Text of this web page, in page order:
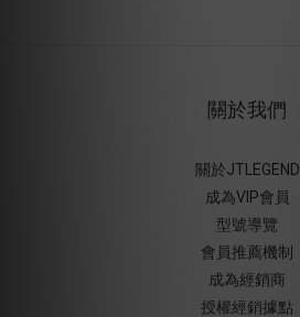
關於我們
關於JTLEGEND
成為VIP會員
型號導覽
會員推薦機制
成為經銷商
授權經銷據點